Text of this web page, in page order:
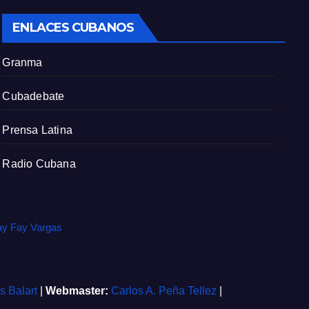
ENLACES CUBANOS
Granma
Cubadebate
Prensa Latina
Radio Cubana
Fay Vargas
Balart Webmaster: Carlos A. Peña Tellez